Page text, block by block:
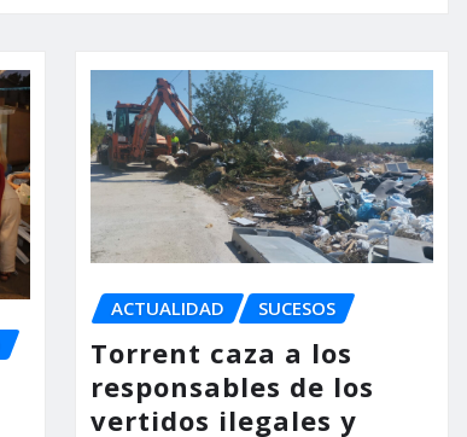
ACTUALIDAD SUCESOS
Torrent caza a los
responsables de los
vertidos ilegales y